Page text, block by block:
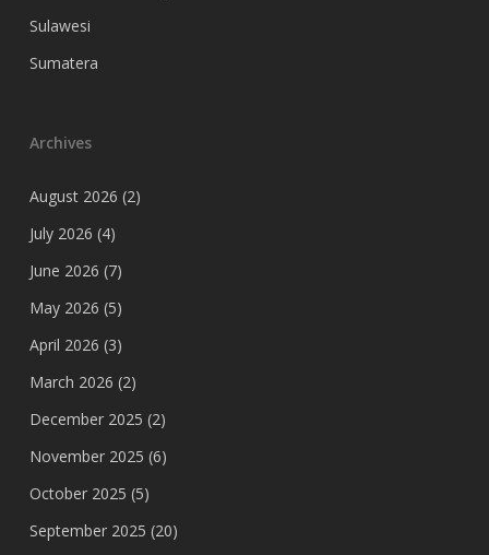
Sulawesi
Sumatera
Archives
August 2026 (2)
July 2026 (4)
June 2026 (7)
May 2026 (5)
April 2026 (3)
March 2026 (2)
December 2025 (2)
November 2025 (6)
October 2025 (5)
September 2025 (20)